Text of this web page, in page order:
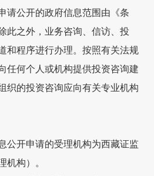
请公开的政府信息范围由《条
此之外，业务咨询、信访 、投
和程序进行办理。按照有关法规
任何个人或机构提供投资咨询建
织的投资咨询应向有关专业机构
公开申请的受理机构为西藏证监
机构）。